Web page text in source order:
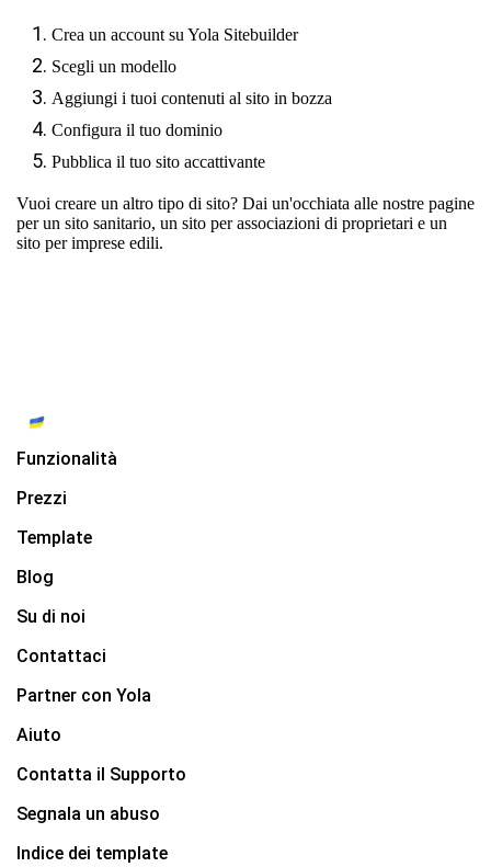
Crea un account su Yola Sitebuilder
Scegli un modello
Aggiungi i tuoi contenuti al sito in bozza
Configura il tuo dominio
Pubblica il tuo sito accattivante
Vuoi creare un altro tipo di sito? Dai un'occhiata alle nostre pagine
perun sito sanitario, un sito per associazioni di proprietari e un
sito per imprese edili.
Funzionalità
Prezzi
Template
Blog
Su di noi
Contattaci
Partner con Yola
Aiuto
Contatta il Supporto
Segnala un abuso
Indice dei template